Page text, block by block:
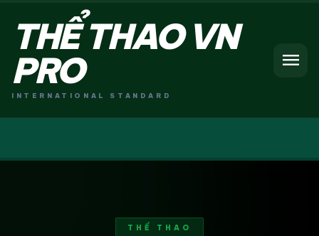
THỂ THAO VN
PRO
INTERNATIONAL STANDARD
menu
THỂ THAO